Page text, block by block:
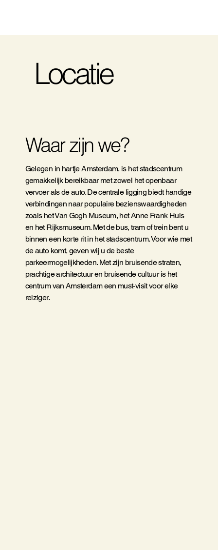
Locatie
Waar zijn we?
Gelegen in hartje Amsterdam, is het stadscentrum
gemakkelijk bereikbaar met zowel het openbaar
vervoer als de auto. De centrale ligging biedt handige
verbindingen naar populaire bezienswaardigheden
zoals het Van Gogh Museum, het Anne Frank Huis
en het Rijksmuseum. Met de bus, tram of trein bent u
binnen een korte rit in het stadscentrum. Voor wie met
de auto komt, geven wij u de beste
parkeermogelijkheden. Met zijn bruisende straten,
prachtige architectuur en bruisende cultuur is het
centrum van Amsterdam een must-visit voor elke
reiziger.